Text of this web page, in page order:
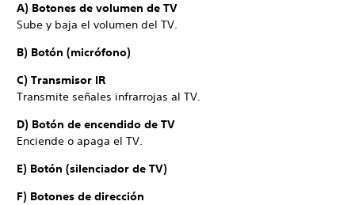
A) Botones de volumen de TV
Sube y baja el volumen del TV.
B) Botón (micrófono)
C) Transmisor IR
Transmite señales infrarrojas al TV.
D) Botón de encendido de TV
Enciende o apaga el TV.
E) Botón (silenciador de TV)
F) Botones de dirección